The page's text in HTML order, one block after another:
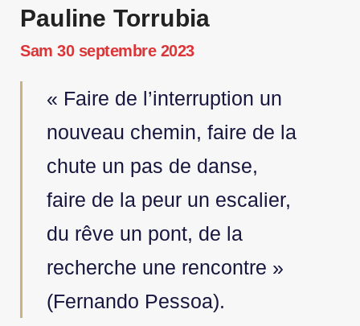
Pauline Torrubia
Sam 30 septembre 2023
« Faire de l’interruption un
nouveau chemin, faire de la
chute un pas de danse,
faire de la peur un escalier,
du rêve un pont, de la
recherche une rencontre »
(Fernando Pessoa).